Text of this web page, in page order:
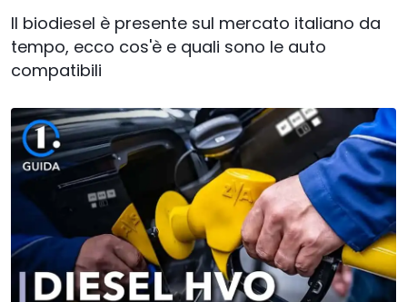
Il biodiesel è presente sul mercato italiano da
tempo, ecco cos'è e quali sono le auto
compatibili